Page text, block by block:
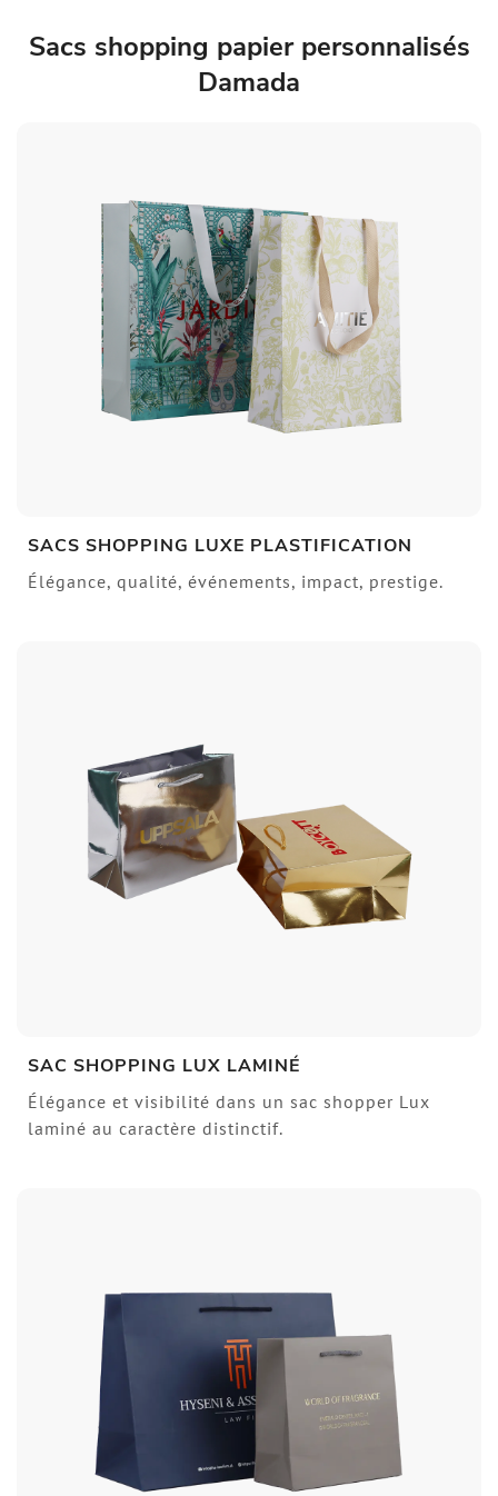
Sacs shopping papier personnalisés
Damada
SACS SHOPPING LUXE PLASTIFICATION
Élégance, qualité, événements, impact, prestige.
SAC SHOPPING LUX LAMINÉ
Élégance et visibilité dans un sac shopper Lux
laminé au caractère distinctif.